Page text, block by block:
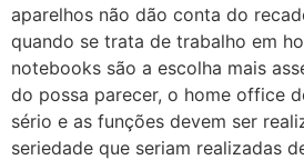
aparelhos não dão conta do
quando se trata de trabalho em
notebooks são a escolha mais
do possa parecer, o home office
sério e as funções devem ser
seriedade que seriam realizadas